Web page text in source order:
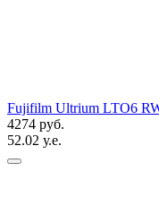
Fujifilm Ultrium LTO6
4274 руб.
52.02 у.е.